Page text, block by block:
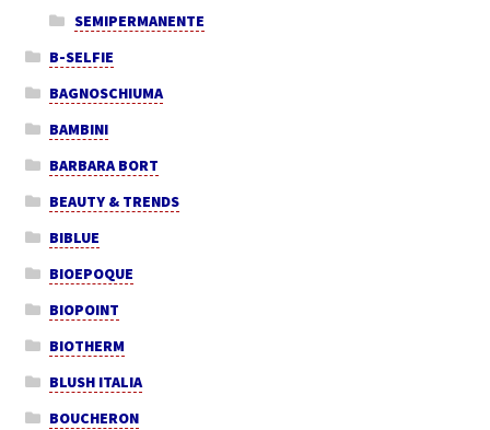
SEMIPERMANENTE
B-SELFIE
BAGNOSCHIUMA
BAMBINI
BARBARA BORT
BEAUTY & TRENDS
BIBLUE
BIOEPOQUE
BIOPOINT
BIOTHERM
BLUSH ITALIA
BOUCHERON